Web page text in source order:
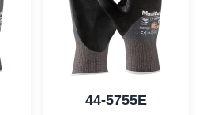
44-5755E